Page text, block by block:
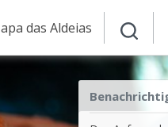
das Aldeias